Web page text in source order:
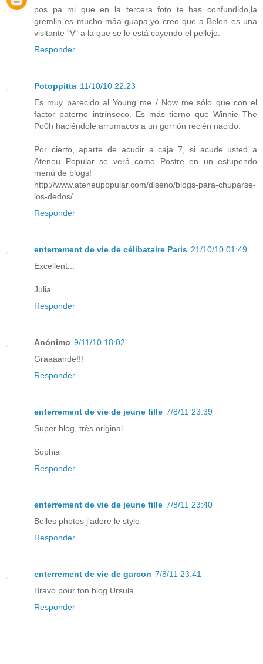
pos pa mi que en la tercera foto te has confundido,la
gremlin es mucho máa guapa,yo creo que a Belen es una
visitante "V" a la que se le está cayendo el pellejo.
Responder
Potoppitta 11/10/10 22:23
Es muy parecido al Young me / Now me sólo que con el
factor paterno intrínseco. Es más tierno que Winnie The
Po0h haciéndole arrumacos a un gorrión recién nacido.
Por cierto, aparte de acudir a caja 7, si acude usted a
Ateneu Popular se verá como Postre en un estupendo
menú de blogs!
http://www.ateneupopular.com/diseno/blogs-para-chuparse-
los-dedos/
Responder
enterrement de vie de célibataire Paris 21/10/10 01:49
Excellent...
Julia
Responder
Anónimo 9/11/10 18:02
Graaaande!!!
Responder
enterrement de vie de jeune fille 7/8/11 23:39
Super blog, très original.
Sophia
Responder
enterrement de vie de jeune fille 7/8/11 23:40
Belles photos j'adore le style
Responder
enterrement de vie de garcon 7/8/11 23:41
Bravo pour ton blog.Ursula
Responder